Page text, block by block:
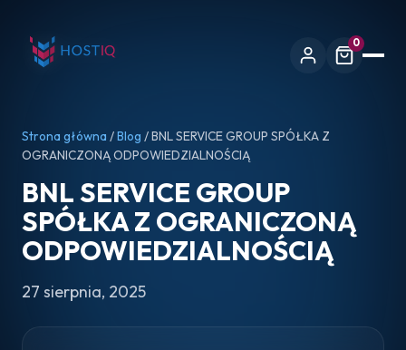
0
Strona główna /Blog / BNL SERVICE GROUP SPÓŁKA Z
OGRANICZONĄ ODPOWIEDZIALNOŚCIĄ
BNL SERVICE GROUP
SPÓŁKA Z OGRANICZONĄ
ODPOWIEDZIALNOŚCIĄ
27 sierpnia, 2025